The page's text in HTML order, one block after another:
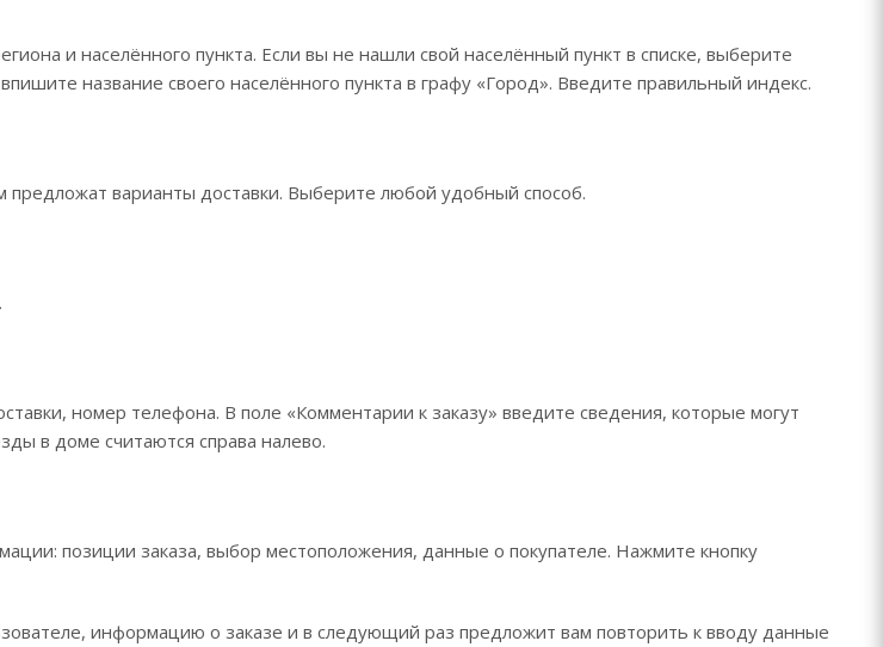
и населённого пункта. Если вы не нашли свой населённый пункт в списке, выберите
название своего населённого пункта в графу «Город». Введите правильный индекс.
предложат варианты доставки. Выберите любой удобный способ.
номер телефона. В поле «Комментарии к заказу» введите сведения, которые могут
в доме считаются справа налево.
позиции заказа, выбор местоположения, данные о покупателе. Нажмите кнопку
информацию о заказе и в следующий раз предложит вам повторить к вводу данные